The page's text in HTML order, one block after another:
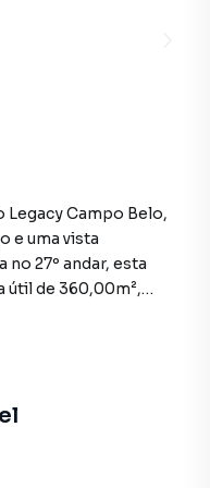
Campo Belo,
e uma vista
27º andar, esta
útil de 360,00m²,
e privacidade.
lavabo e banheiro
e segurança. Entre